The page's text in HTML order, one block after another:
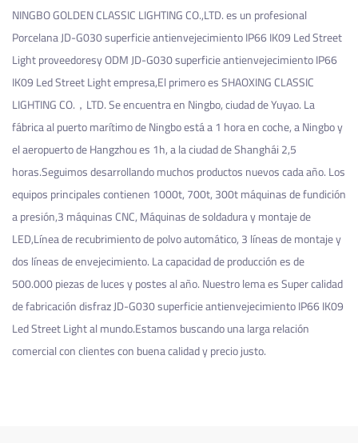
NINGBO GOLDEN CLASSIC LIGHTING CO.,LTD. es un profesional
Porcelana JD-G030 superficie antienvejecimiento IP66 IK09 Led Street
Light proveedoresyODM JD-G030 superficie antienvejecimiento IP66
IK09 Led Street Light empresa,El primero es SHAOXING CLASSIC
LIGHTING CO.，LTD. Se encuentra en Ningbo, ciudad de Yuyao. La
fábrica al puerto marítimo de Ningbo está a 1 hora en coche, a Ningbo y
el aeropuerto de Hangzhou es 1h, a la ciudad de Shanghái 2,5
horas.Seguimos desarrollando muchos productos nuevos cada año. Los
equipos principales contienen 1000t, 700t, 300t máquinas de fundición
a presión,3 máquinas CNC, Máquinas de soldadura y montaje de
LED,Línea de recubrimiento de polvo automático, 3 líneas de montaje y
dos líneas de envejecimiento. La capacidad de producción es de
500.000 piezas de luces y postes al año. Nuestro lema es Super calidad
de fabricacióndisfraz JD-G030 superficie antienvejecimiento IP66 IK09
Led Street Lightal mundo.Estamos buscando una larga relación
comercial con clientes con buena calidad y precio justo.